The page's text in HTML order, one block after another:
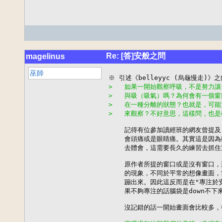
magelinus Re: [答]安般之問
巫師
>   如果一開始觀察呼吸，不是努力讓
>   與吸（吸氣）嗎？為何會有一個
>   在一種分離的狀態？也就是，可能
>   來觀察？不好意思，這樣問，也是
記得有位參加讀經班的網友曾提
會頭痛或是眼睛痛。其實這是因
去體會，這需要長久的練習去抓
原作者所提的窗口或是沒有窗口
的現象，不同於平常的想像畫面
蹦出來。因此這反而是在"專注於
果不夠專注的話腦袋是down不下
沒記錯的話一開始畫面會比較多